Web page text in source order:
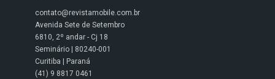
contato@revistamobile.com.br
Avenida Sete de Setembro
6810, 2º andar - Cj 18
Seminário | 80240-001
Curitiba | Paraná
(41) 9 8817 0461